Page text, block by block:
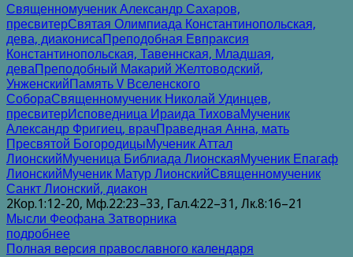
Священномученик Александр Сахаров,
пресвитерСвятая Олимпиада Константинопольская,
дева, диаконисаПреподобная Евпраксия
Константинопольская, Тавеннская, Младшая,
деваПреподобный Макарий Желтоводский,
УнженскийПамять V Вселенского
СобораСвященномученик Николай Удинцев,
пресвитерИсповедница Ираида ТиховаМученик
Александр Фригиец, врачПраведная Анна, мать
Пресвятой БогородицыМученик Аттал
ЛионскийМученица Библиада ЛионскаяМученик Епагаф
ЛионскийМученик Матур ЛионскийСвященномученик
Санкт Лионский, диакон
2Кор.1:12-20, Мф.22:23–33, Гал.4:22–31, Лк.8:16–21
Мысли Феофана Затворника
подробнее
Полная версия православного календаря